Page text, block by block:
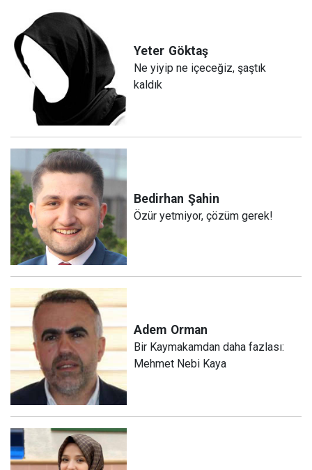
Yeter Göktaş
Ne yiyip ne içeceğiz, şaştık
kaldık
Bedirhan Şahin
Özür yetmiyor, çözüm gerek!
Adem Orman
Bir Kaymakamdan daha fazlası:
Mehmet Nebi Kaya